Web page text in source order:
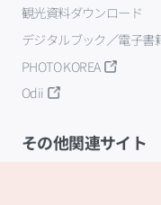
観光資料ダウンロード
デジタルブック／電子書
PHOTO KOREA
Odii
その他関連サイト